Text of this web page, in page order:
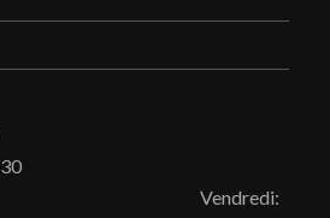
18:30 Vendredi: